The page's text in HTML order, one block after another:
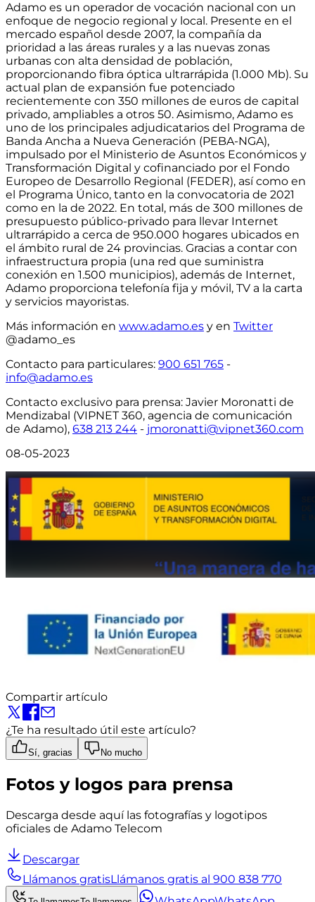
Adamo es un operador de vocación nacional con un
enfoque de negocio regional y local. Presente en el
mercado español desde 2007, la compañía da
prioridad a las áreas rurales y a las nuevas zonas
urbanas con alta densidad de población,
proporcionando fibra óptica ultrarrápida (1.000 Mb). Su
actual plan de expansión fue potenciado
recientemente con 350 millones de euros de capital
privado, ampliables a otros 50. Asimismo, Adamo es
uno de los principales adjudicatarios del Programa de
Banda Ancha a Nueva Generación (PEBA-NGA),
impulsado por el Ministerio de Asuntos Económicos y
Transformación Digital y cofinanciado por el Fondo
Europeo de Desarrollo Regional (FEDER), así como en
el Programa Único, tanto en la convocatoria de 2021
como en la de 2022. En total, más de 300 millones de
presupuesto público-privado para llevar Internet
ultrarrápido a cerca de 950.000 hogares ubicados en
el ámbito rural de 24 provincias. Gracias a contar con
infraestructura propia (una red que suministra
conexión en 1.500 municipios), además de Internet,
Adamo proporciona telefonía fija y móvil, TV a la carta
y servicios mayoristas.
Más información en www.adamo.es y en Twitter
@adamo_es
Contacto para particulares: 900 651 765 -
info@adamo.es
Contacto exclusivo para prensa: Javier Moronatti de
Mendizabal (VIPNET 360, agencia de comunicación
de Adamo), 638 213 244 - jmoronatti@vipnet360.com
08-05-2023
Compartir artículo
¿Te ha resultado útil este artículo?
Sí, gracias No mucho
Fotos y logos para prensa
Descarga desde aquí las fotografías y logotipos
oficiales de Adamo Telecom
Descargar
Llámanos gratisLlámanos gratis al 900 838 770